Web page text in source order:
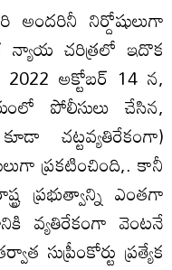
నిర్దోషులుగా
న్యాయ చరిత్రలో ఇదొక
అక్టోబర్ 14 న,
పోలీసులు చేసిన,
చట్టవ్యతిరేకంగా)
ప్రకటించింది,. కానీ
ఎంతగా
వ్యతిరేకంగా వెంటనే
సుప్రీంకోర్టు ప్రత్యేక